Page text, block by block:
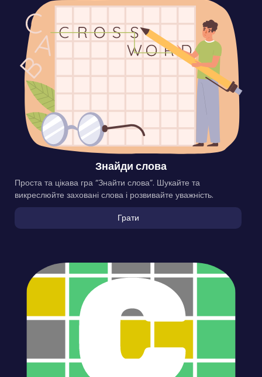
Знайди слова
Проста та цікава гра “Знайти слова”. Шукайте та
викреслюйте заховані слова і розвивайте уважність.
Грати